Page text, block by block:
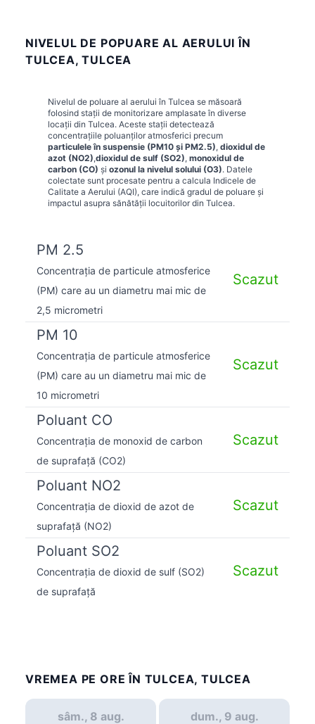
NIVELUL DE POPUARE AL AERULUI ÎN
TULCEA, TULCEA
Nivelul de poluare al aerului în Tulcea se măsoară
folosind stații de monitorizare amplasate în diverse
locații din Tulcea. Aceste stații detectează
concentrațiile poluanților atmosferici precum
particulele în suspensie (PM10 și PM2.5), dioxidul de
azot (NO2),dioxidul de sulf (SO2), monoxidul de
carbon (CO) și ozonul la nivelul solului (O3). Datele
colectate sunt procesate pentru a calcula Indicele de
Calitate a Aerului (AQI), care indică gradul de poluare și
impactul asupra sănătății locuitorilor din Tulcea.
PM 2.5
Concentrația de particule atmosferice
(PM) care au un diametru mai mic de
2,5 micrometri
Scazut
PM 10
Concentrația de particule atmosferice
(PM) care au un diametru mai mic de
10 micrometri
Scazut
Poluant CO
Concentrația de monoxid de carbon
de suprafață (CO2)
Scazut
Poluant NO2
Concentrația de dioxid de azot de
suprafață (NO2)
Scazut
Poluant SO2
Concentrația de dioxid de sulf (SO2)
de suprafață
Scazut
VREMEA PE ORE ÎN TULCEA, TULCEA
sâm., 8 aug.
dum., 9 aug.